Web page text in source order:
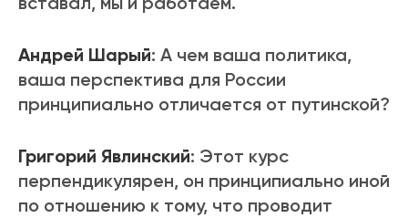
Андрей Шарый: А чем ваша политика,
ваша перспектива для России
принципиально отличается от путинской?
Григорий Явлинский: Этот курс
перпендикулярен, он принципиально иной
по отношению к тому, что проводит